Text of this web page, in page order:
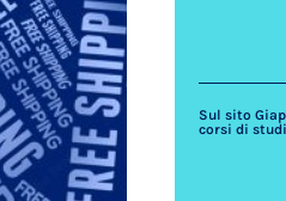
Sul sito
corsi di